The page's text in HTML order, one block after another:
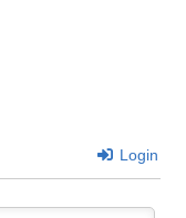
Login